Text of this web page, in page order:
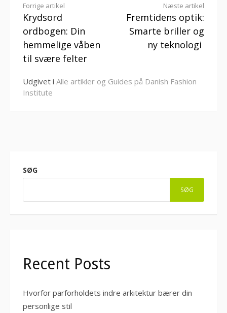
Læs
videre
Forrige artikel
Krydsord
ordbogen: Din
hemmelige våben
til svære felter
Næste artikel
Fremtidens optik:
Smarte briller og
ny teknologi
Udgivet i Alle artikler og Guides på Danish Fashion
Institute
SØG
SØG
Recent Posts
Hvorfor parforholdets indre arkitektur bærer din
personlige stil